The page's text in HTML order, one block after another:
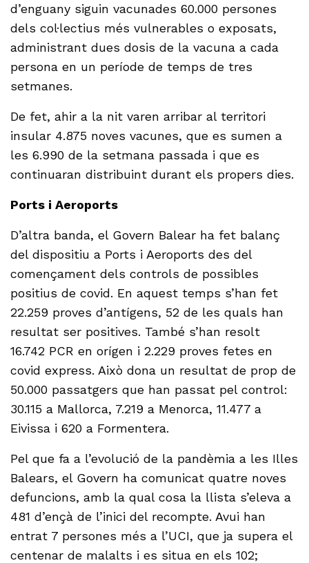
d’enguany siguin vacunades 60.000 persones
dels col·lectius més vulnerables o exposats,
administrant dues dosis de la vacuna a cada
persona en un període de temps de tres
setmanes.
De fet, ahir a la nit varen arribar al territori
insular 4.875 noves vacunes, que es sumen a
les 6.990 de la setmana passada i que es
continuaran distribuint durant els propers dies.
Ports i Aeroports
D’altra banda, el Govern Balear ha fet balanç
del dispositiu a Ports i Aeroports des del
començament dels controls de possibles
positius de covid. En aquest temps s’han fet
22.259 proves d’antígens, 52 de les quals han
resultat ser positives. També s’han resolt
16.742 PCR en orígen i 2.229 proves fetes en
covid express. Això dona un resultat de prop de
50.000 passatgers que han passat pel control:
30.115 a Mallorca, 7.219 a Menorca, 11.477 a
Eivissa i 620 a Formentera.
Pel que fa a l’evolució de la pandèmia a les Illes
Balears, el Govern ha comunicat quatre noves
defuncions, amb la qual cosa la llista s’eleva a
481 d’ençà de l’inici del recompte. Avui han
entrat 7 persones més a l’UCI, que ja supera el
centenar de malalts i es situa en els 102;